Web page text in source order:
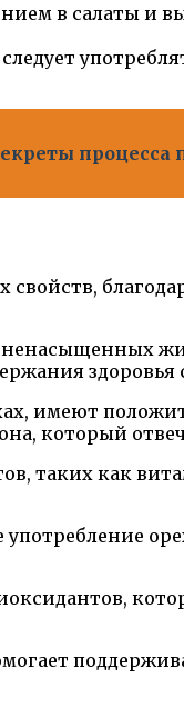
в салаты и
процесса
свойств,
здоровья
имеют
который
таких как